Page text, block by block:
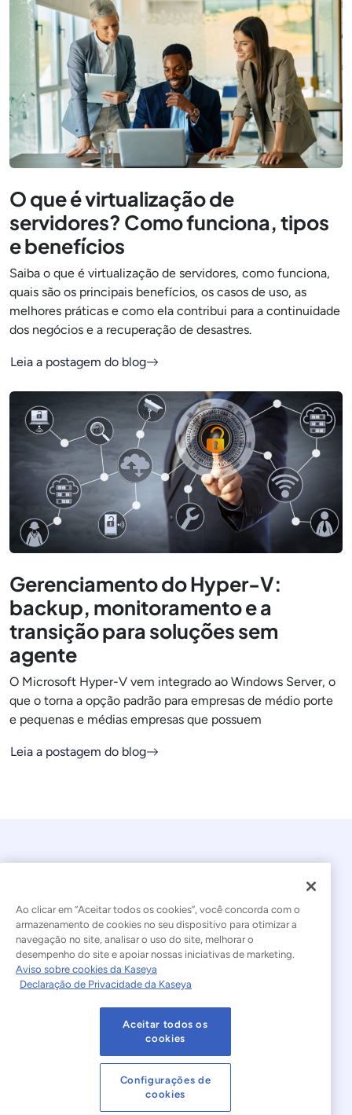
O que é virtualização de
servidores? Como funciona, tipos
e benefícios
Saiba o que é virtualização de servidores, como funciona,
quais são os principais benefícios, os casos de uso, as
melhores práticas e como ela contribui para a continuidade
dos negócios e a recuperação de desastres.
Leia a postagem do blog
Gerenciamento do Hyper-V:
backup, monitoramento e a
transição para soluções sem
agente
O Microsoft Hyper-V vem integrado ao Windows Server, o
que o torna a opção padrão para empresas de médio porte
e pequenas e médias empresas que possuem
Leia a postagem do blog
© 2026 Kaseya. Todos os direitos reservados.
Português Brasileiro
Declaração sobre a Escravidão Moderna
Termos de Uso do Site Declaração de Privacidade
Aviso sobre cookies
Ao clicar em “Aceitar todos os cookies”, você concorda com o
armazenamento de cookies no seu dispositivo para otimizar a
navegação no site, analisar o uso do site, melhorar o
desempenho do site e apoiar nossas iniciativas de marketing.
Aviso sobre cookies da Kaseya
Declaração de Privacidade da Kaseya
Aceitar todos os
cookies
Configurações de
cookies